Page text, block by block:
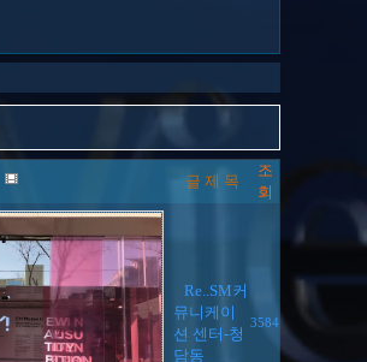
글 제 목
조
회
Re..SM커
뮤니케이
션 센터-청
담동
3584